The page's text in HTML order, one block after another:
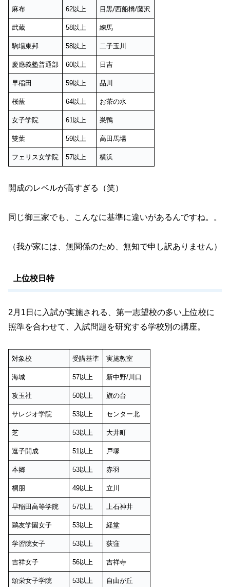
麻布 62以上 目黒/西船橋/藤沢
武蔵 58以上 練馬
駒場東邦 58以上 二子玉川
慶應義塾普通部 60以上 日吉
早稲田 59以上 品川
桜蔭 64以上 お茶の水
女子学院 61以上 巣鴨
雙葉 59以上 高田馬場
フェリス女学院 57以上 横浜
開成のレベルが高すぎる（笑）
同じ御三家でも、こんなに基準に違いがあるんですね。。
（我が家には、無関係のため、無知で申し訳ありません）
上位校日特
2月1日に入試が実施される、第一志望校の多い上位校に
照準を合わせて、入試問題を研究する学校別の講座。
対象校 受講基準 実施教室
海城 57以上 新中野/川口
攻玉社 50以上 旗の台
サレジオ学院 53以上 センター北
芝 53以上 大井町
逗子開成 51以上 戸塚
本郷 53以上 赤羽
桐朋 49以上 立川
早稲田高等学院 57以上 上石神井
鷗友学園女子 53以上 経堂
学習院女子 53以上 荻窪
吉祥女子 56以上 吉祥寺
頌栄女子学院 53以上 自由が丘